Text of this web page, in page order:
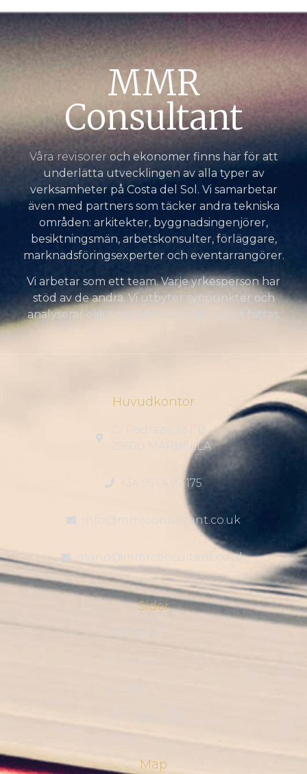
MMR
Consultant
Våra revisoreroch ekonomer finns här för att
underlätta utvecklingen av alla typer av
verksamheter på Costa del Sol. Vi samarbetar
även med partners som täcker andra tekniska
områden: arkitekter, byggnadsingenjörer,
besiktningsmän, arbetskonsulter, förläggare,
marknadsföringsexperter och eventarrangörer.
Vi arbetar som ett team. Varje yrkesperson har
stöd av de andra. Vi utbyter synpunkter och
analyserar olika perspektiv innan beslut fattas.
Huvudkontor
C/ Pedraza, 12 1ºB
29600 MARBELLA
+34 951 409 175
info@mmrconsultant.co.uk
mario@mmrconsultant.co.uk
Sidor
Startsida
Map